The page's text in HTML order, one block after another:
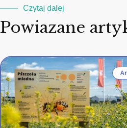
Czytaj dalej
Powiazane